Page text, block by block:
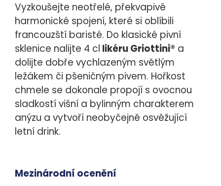
Vyzkoušejte neotřelé, překvapivě
harmonické spojení, které si oblíbili
francouzští baristé. Do klasické pivní
sklenice nalijte 4 cl likéru Griottini® a
dolijte dobře vychlazeným světlým
ležákem či pšeničným pivem. Hořkost
chmele se dokonale propojí s ovocnou
sladkostí višní a bylinným charakterem
anýzu a vytvoří neobyčejně osvěžující
letní drink.
Mezinárodní ocenění